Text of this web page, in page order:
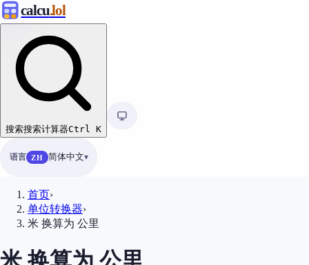
calcu.lol
搜索搜索计算器Ctrl K
语言 ZH 简体中文
首页›
单位转换器›
米 换算为 公里